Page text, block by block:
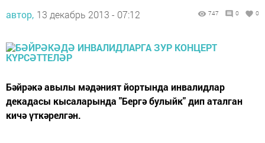
автор, 13 декабрь 2013 - 07:12 747 0 0
Бәйрәкә авылы мәдәният йортында инвалидлар
декадасы кысаларында "Бергә булыйк" дип аталган
кичә үткәрелгән.